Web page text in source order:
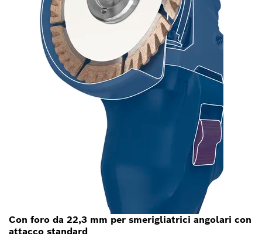
Con foro da 22,3 mm per smerigliatrici angolari con
attacco standard